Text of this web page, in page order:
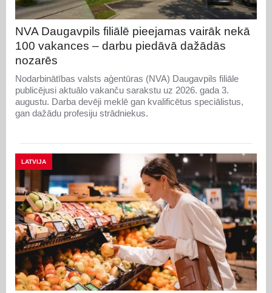
NVA Daugavpils filiālē pieejamas vairāk nekā
100 vakances – darbu piedāvā dažādās
nozarēs
Nodarbinātības valsts aģentūras (NVA) Daugavpils filiāle
publicējusi aktuālo vakanču sarakstu uz 2026. gada 3.
augustu. Darba devēji meklē gan kvalificētus speciālistus,
gan dažādu profesiju strādniekus.
LATVIJA